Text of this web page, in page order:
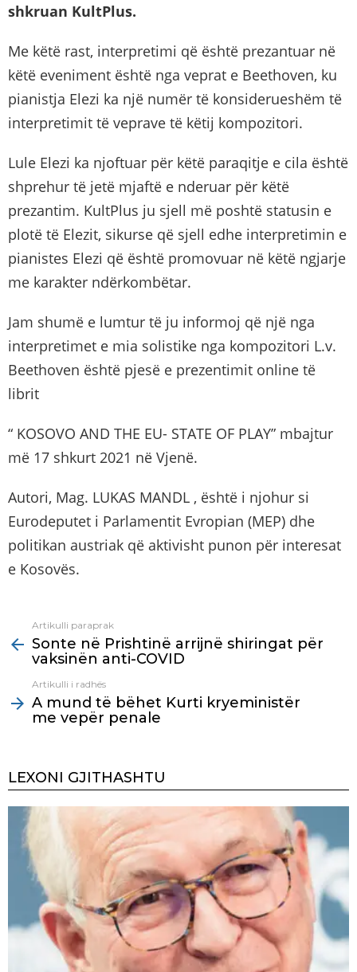
shkruan KultPlus.
Me këtë rast, interpretimi që është prezantuar në
këtë eveniment është nga veprat e Beethoven, ku
pianistja Elezi ka një numër të konsiderueshëm të
interpretimit të veprave të këtij kompozitori.
Lule Elezi ka njoftuar për këtë paraqitje e cila është
shprehur të jetë mjaftë e nderuar për këtë
prezantim. KultPlus ju sjell më poshtë statusin e
plotë të Elezit, sikurse që sjell edhe interpretimin e
pianistes Elezi që është promovuar në këtë ngjarje
me karakter ndërkombëtar.
Jam shumë e lumtur të ju informoj që një nga
interpretimet e mia solistike nga kompozitori L.v.
Beethoven është pjesë e prezentimit online të
librit
“ KOSOVO AND THE EU- STATE OF PLAY” mbajtur
më 17 shkurt 2021 në Vjenë.
Autori, Mag. LUKAS MANDL , është i njohur si
Eurodeputet i Parlamentit Evropian (MEP) dhe
politikan austriak që aktivisht punon për interesat
e Kosovës.
more
Artikulli paraprak
Sonte në Prishtinë arrijnë shiringat për
vaksinën anti-COVID
Artikulli i radhës
A mund të bëhet Kurti kryeministër
me vepër penale
LEXONI GJITHASHTU